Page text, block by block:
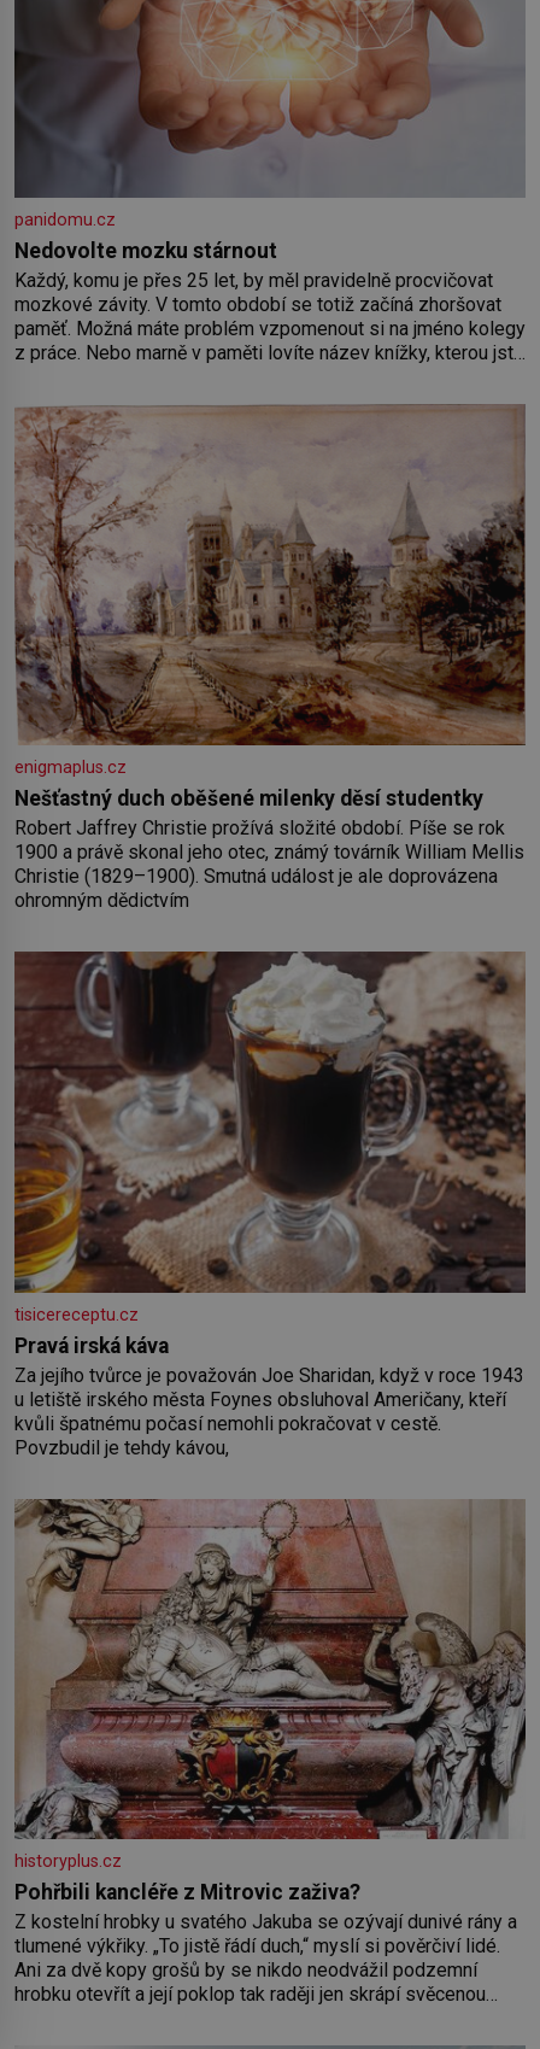
panidomu.cz
Nedovolte mozku stárnout
Každý, komu je přes 25 let, by měl pravidelně procvičovat
mozkové závity. V tomto období se totiž začíná zhoršovat
paměť. Možná máte problém vzpomenout si na jméno kolegy
z práce. Nebo marně v paměti lovíte název knížky, kterou jste
paměť rozhodla stávkovat. Cvičte
enigmaplus.cz
Nešťastný duch oběšené milenky děsí studentky
Robert Jaffrey Christie prožívá složité období. Píše se rok
1900 a právě skonal jeho otec, známý továrník William Mellis
Christie (1829–1900). Smutná událost je ale doprovázena
ohromným dědictvím
tisicereceptu.cz
Pravá irská káva
Za jejího tvůrce je považován Joe Sharidan, když v roce 1943
u letiště irského města Foynes obsluhoval Američany, kteří
kvůli špatnému počasí nemohli pokračovat v cestě.
Povzbudil je tehdy kávou,
historyplus.cz
Pohřbili kancléře z Mitrovic zaživa?
Z kostelní hrobky u svatého Jakuba se ozývají dunivé rány a
tlumené výkřiky. „To jistě řádí duch,“ myslí si pověrčiví lidé.
Ani za dvě kopy grošů by se nikdo neodvážil podzemní
hrobku otevřít a její poklop tak raději jen skrápí svěcenou
mnoho let později hrobku